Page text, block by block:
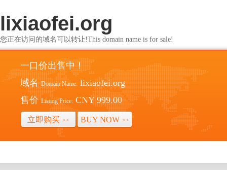
lixiaofei.org
您正在访问的域名可以转让!This domain name is for sale!
一口价出售中！
域名 Domain Name: lixiaofei.org
售价 Listing Price: CNY 999.00
立即购买 >> BUY NOW >>